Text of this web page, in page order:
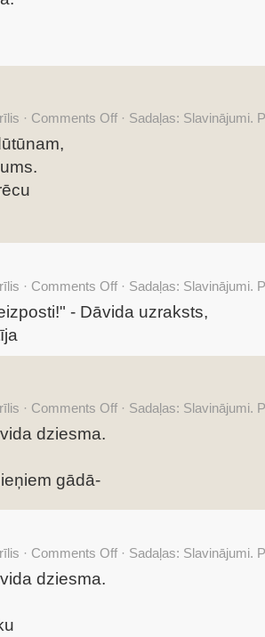
· Comments Off · Sadaļas: Slavinājumi.
· Comments Off · Sadaļas: Slavinājumi.
- Dāvida uzraksts,
· Comments Off · Sadaļas: Slavinājumi.
dziesma.
gādā-
· Comments Off · Sadaļas: Slavinājumi.
dziesma.